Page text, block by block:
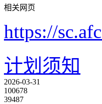
相关网页
https://
计划须知
2026-03-31
100678
39487